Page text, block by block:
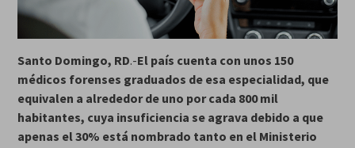
Santo Domingo, RD.-El país cuenta con unos 150
médicos forenses graduados de esa especialidad, que
equivalen a alrededor de uno por cada 800 mil
habitantes, cuya insuficiencia se agrava debido a que
apenas el 30% está nombrado tanto en el Ministerio